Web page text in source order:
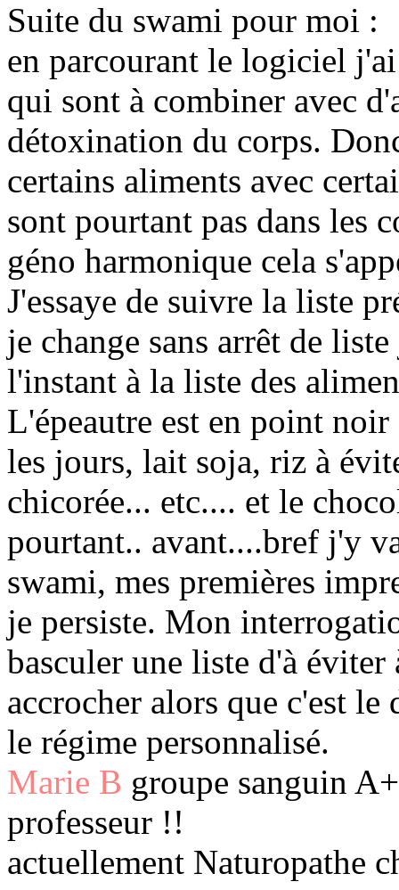
Suite du swami pour moi :
en parcourant le logiciel
qui sont à combiner avec
détoxination du corps.
certains aliments avec
sont pourtant pas dans les
géno harmonique cela
J'essaye de suivre la liste
je change sans arrêt de
l'instant à la liste des
L'épeautre est en point
les jours, lait soja, riz à
chicorée... etc.... et le
pourtant.. avant....bref j'y
swami, mes premières
je persiste. Mon
basculer une liste d'à
accrocher alors que c'est
le régime personnalisé.
Marie B groupe sanguin
professeur !!
actuellement Naturopathe